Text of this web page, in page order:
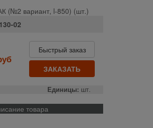
(№2 вариант, l-850) (шт.)
02
Быстрый заказ
ЗАКАЗАТЬ
Единицы: шт.
товара